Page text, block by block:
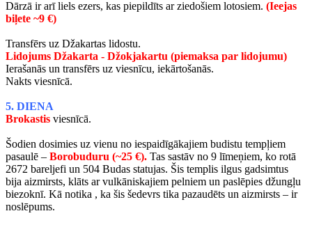
Dārzā ir arī liels ezers, kas piepildīts ar ziedošiem lotosiem. (Ieejas
biļete ~9 €)
Transfērs uz Džakartas lidostu.
Lidojums Džakarta - Džokjakartu (piemaksa par lidojumu)
Ierašanās un transfērs uz viesnīcu, iekārtošanās.
Nakts viesnīcā.
5. DIENA
Brokastis viesnīcā.
Šodien dosimies uz vienu no iespaidīgākajiem budistu tempļiem
pasaulē – Borobuduru (~25 €). Tas sastāv no 9 līmeņiem, ko rotā
2672 bareljefi un 504 Budas statujas. Šis templis ilgus gadsimtus
bija aizmirsts, klāts ar vulkāniskajiem pelniem un paslēpies džungļu
biezoknī. Kā notika , ka šis šedevrs tika pazaudēts un aizmirsts – ir
noslēpums.